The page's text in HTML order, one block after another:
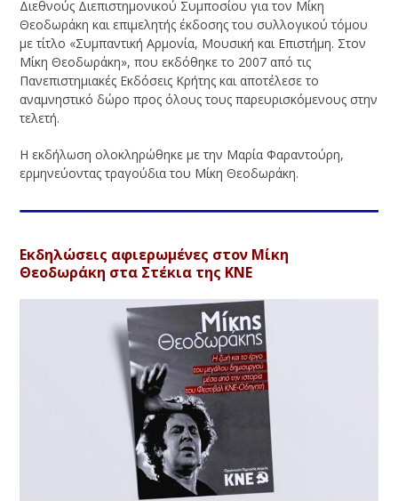
Διεθνούς Διεπιστημονικού Συμποσίου για τον Μίκη
Θεοδωράκη και επιμελητής έκδοσης του συλλογικού τόμου
με τίτλο «Συμπαντική Αρμονία, Μουσική και Επιστήμη. Στον
Μίκη Θεοδωράκη», που εκδόθηκε το 2007 από τις
Πανεπιστημιακές Εκδόσεις Κρήτης και αποτέλεσε το
αναμνηστικό δώρο προς όλους τους παρευρισκόμενους στην
τελετή.
Η εκδήλωση ολοκληρώθηκε με την Μαρία Φαραντούρη,
ερμηνεύοντας τραγούδια του Μίκη Θεοδωράκη.
Εκδηλώσεις αφιερωμένες στον Μίκη
Θεοδωράκη στα Στέκια της ΚΝΕ